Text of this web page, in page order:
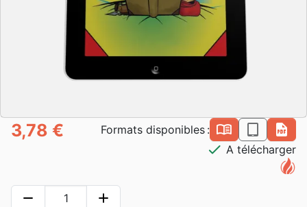
3,78 € Formats disponibles : book_open epub
pdf
check A télécharger
remove add